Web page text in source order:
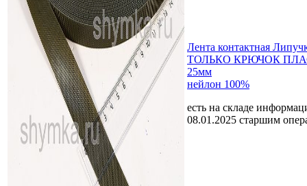
Лента контактная
ТОЛЬКО КРЮЧОК
25мм
нейлон 100%
есть на складе
08.01.2025 старшим